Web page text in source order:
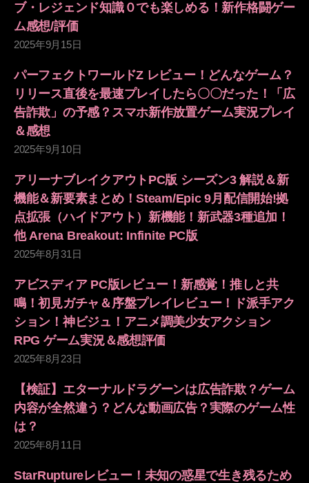
ブ・レジェンド知識０でも楽しめる！新作格闘ゲー
ム感想/評価
2025年9月15日
パーフェクトワールドZ レビュー！どんなゲーム？
リリース直後を最速プレイしたら〇〇だった！「広
告詐欺」の予感？スマホ新作放置ゲーム実況プレイ
＆感想
2025年9月10日
アリーナブレイクアウトPC版 シーズン3 解説＆新
機能＆新要素まとめ！Steam/Epic 9月配信開始!拠
点拡張（ハイドアウト）新機能！新武器3種追加！
他 Arena Breakout: Infinite PC版
2025年8月31日
アビスディア PC版レビュー！新感覚！推しと共
鳴！初見ガチャ＆序盤プレイレビュー！ド派手アク
ション！神ビジュ！アニメ調美少女アクション
RPG ゲーム実況＆感想評価
2025年8月23日
【検証】エターナルドラグーンは広告詐欺？ゲーム
内容が全然違う？どんな動画広告？実際のゲーム性
は？
2025年8月11日
StarRuptureレビュー！未知の惑星で生き残るため